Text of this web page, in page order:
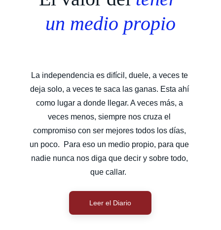
Leer el Diario
un medio propio
La independencia es difícil, duele, a veces te
deja solo, a veces te saca las ganas. Esta ahí
como lugar a donde llegar. A veces más, a
veces menos, siempre nos cruza el
compromiso con ser mejores todos los días,
un poco.  Para eso un medio propio, para que
nadie nunca nos diga que decir y sobre todo,
que callar.